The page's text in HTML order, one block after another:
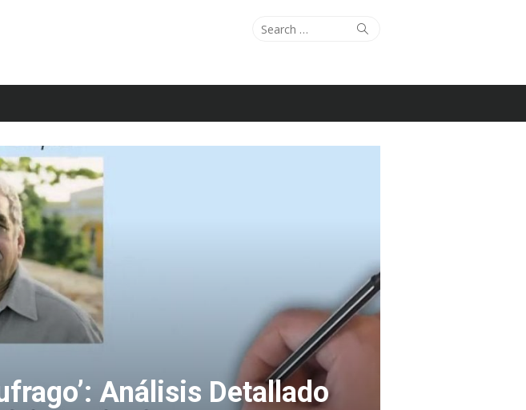
Search
Search
Análisis Detallado